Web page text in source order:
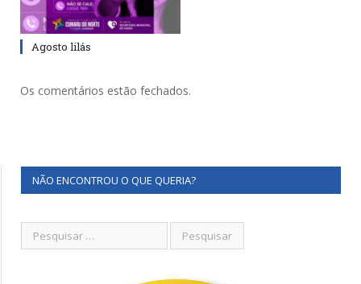
Agosto lilás
Os comentários estão fechados.
NÃO ENCONTROU O QUE QUERIA?